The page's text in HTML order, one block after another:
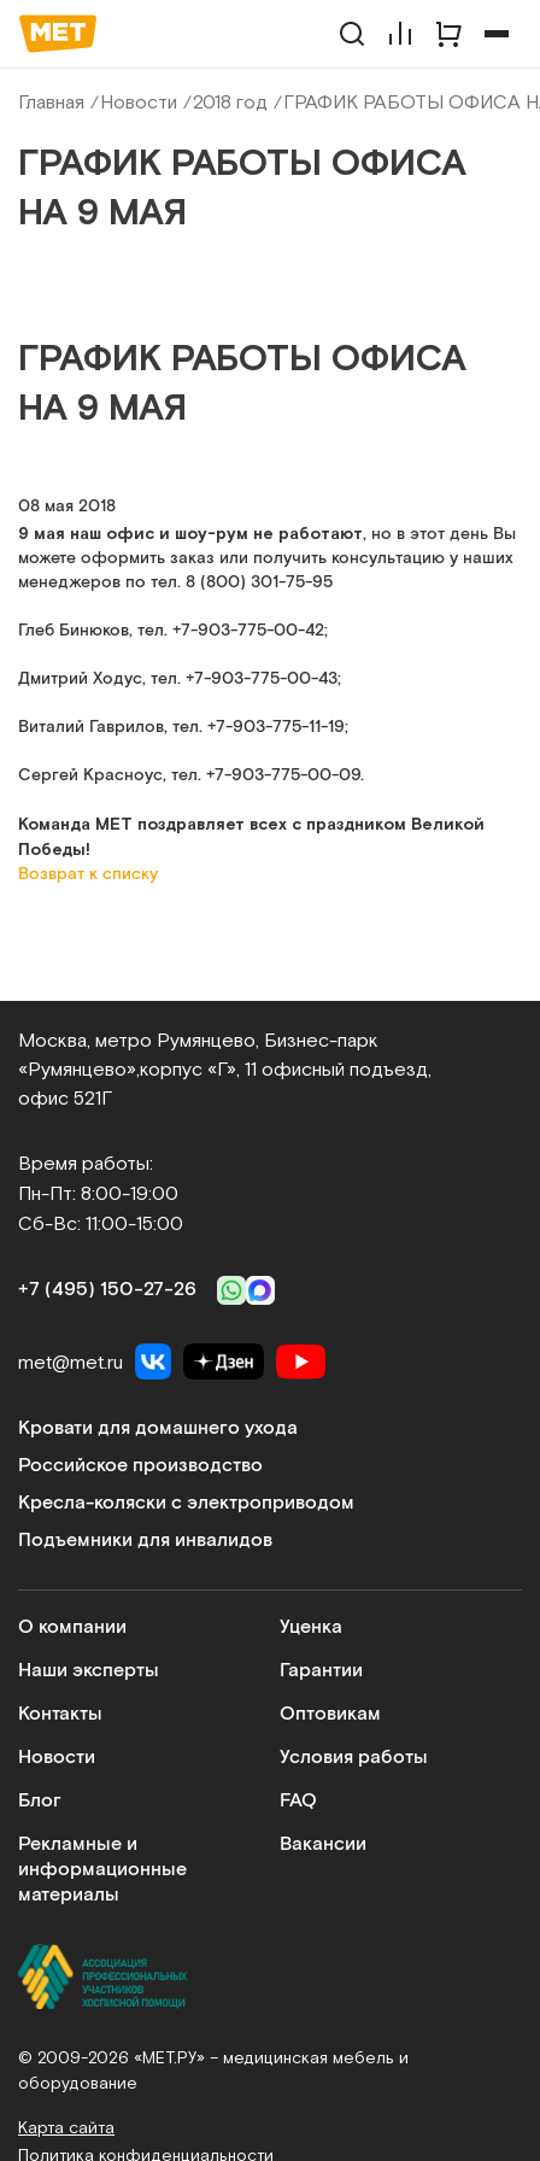
Главная Новости 2018 год ГРАФИК РАБОТЫ ОФИСА
ГРАФИК РАБОТЫ ОФИСА
НА 9 МАЯ
ГРАФИК РАБОТЫ ОФИСА
НА 9 МАЯ
08 мая 2018
9 мая наш офис и шоу-рум не работают, но в этот день Вы
можете оформить заказ или получить консультацию у наших
менеджеров по тел. 8 (800) 301-75-95
Глеб Бинюков, тел. +7-903-775-00-42;
Дмитрий Ходус, тел. +7-903-775-00-43;
Виталий Гаврилов, тел. +7-903-775-11-19;
Сергей Красноус, тел. +7-903-775-00-09.
Команда МЕТ поздравляет всех с праздником Великой
Победы!
Возврат к списку
Москва, метро Румянцево, Бизнес‑парк
«Румянцево», корпус «Г», 11 офисный подъезд,
офис 521Г
Время работы:
Пн-Пт: 8:00-19:00
Сб-Вс: 11:00-15:00
+7 (495) 150‑27‑26
met@met.ru
Кровати для домашнего ухода
Российское производство
Кресла-коляски с электроприводом
Подъемники для инвалидов
О компании
Наши эксперты
Контакты
Новости
Блог
Рекламные и
информационные
материалы
Уценка
Гарантии
Оптовикам
Условия работы
FAQ
Вакансии
© 2009-2026 «МЕТ.РУ» – медицинская мебель и
оборудование
Карта сайта
Политика конфиденциальности